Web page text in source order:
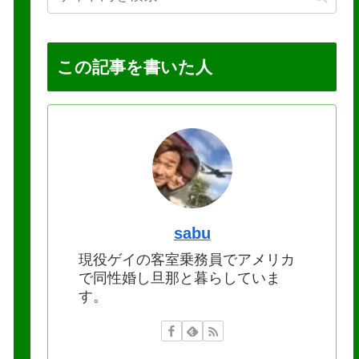
この記事を書いた人
sabu
現役ゲイの客室乗務員でアメリカ
で同性婚し旦那と暮らしていま
す。